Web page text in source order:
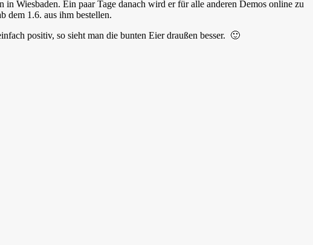
Wiesbaden. Ein paar Tage danach wird er für alle anderen Demos online zu
dem 1.6. aus ihm bestellen.
positiv, so sieht man die bunten Eier draußen besser. 🙂